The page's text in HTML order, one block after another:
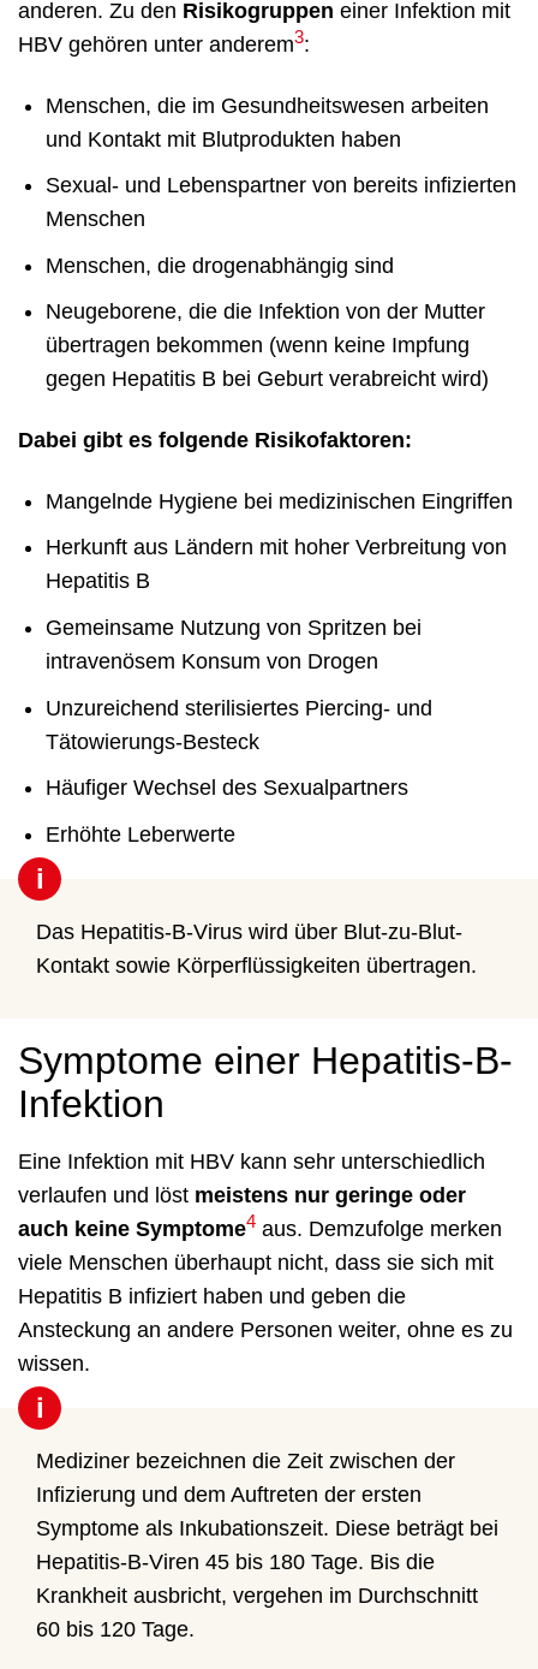
anderen. Zu den Risikogruppen einer Infektion mit
HBV gehören unter anderem3:
Menschen, die im Gesundheitswesen arbeiten
und Kontakt mit Blutprodukten haben
Sexual- und Lebenspartner von bereits infizierten
Menschen
Menschen, die drogenabhängig sind
Neugeborene, die die Infektion von der Mutter
übertragen bekommen (wenn keine Impfung
gegen Hepatitis B bei Geburt verabreicht wird)
Dabei gibt es folgende Risikofaktoren:
Mangelnde Hygiene bei medizinischen Eingriffen
Herkunft aus Ländern mit hoher Verbreitung von
Hepatitis B
Gemeinsame Nutzung von Spritzen bei
intravenösem Konsum von Drogen
Unzureichend sterilisiertes Piercing- und
Tätowierungs-Besteck
Häufiger Wechsel des Sexualpartners
Erhöhte Leberwerte
i
Das Hepatitis-B-Virus wird über Blut-zu-Blut-
Kontakt sowie Körperflüssigkeiten übertragen.
Symptome einer Hepatitis-B-
Infektion
Eine Infektion mit HBV kann sehr unterschiedlich
verlaufen und löst meistens nur geringe oder
auch keine Symptome4 aus. Demzufolge merken
viele Menschen überhaupt nicht, dass sie sich mit
Hepatitis B infiziert haben und geben die
Ansteckung an andere Personen weiter, ohne es zu
wissen.
i
Mediziner bezeichnen die Zeit zwischen der
Infizierung und dem Auftreten der ersten
Symptome als Inkubationszeit. Diese beträgt bei
Hepatitis-B-Viren 45 bis 180 Tage. Bis die
Krankheit ausbricht, vergehen im Durchschnitt
60 bis 120 Tage.